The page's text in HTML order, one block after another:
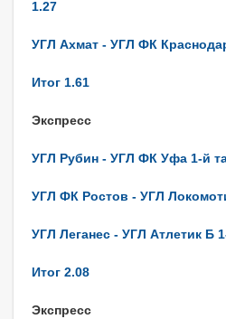
1.27
УГЛ Ахмат - УГЛ ФК
Итог 1.61
Экспресс
УГЛ Рубин - УГЛ ФК Уфа 1-й
УГЛ ФК Ростов - УГЛ
УГЛ Леганес - УГЛ Атлетик Б
Итог 2.08
Экспресс